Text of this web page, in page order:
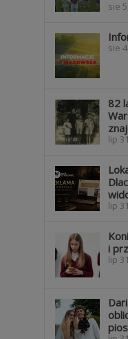
sie
sie
82
lip
lip
i
lip